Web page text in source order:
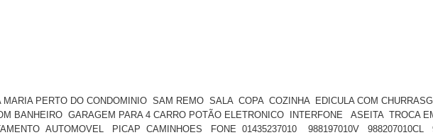
MARIA PERTO DO CONDOMINIO SAM REMO SALA COPA COZINHA EDICULA COM
BANHEIRO GARAGEM PARA 4 CARRO POTÃO ELETRONICO INTERFONE ASEITA TROCA
AUTOMOVEL PICAP CAMINHOES FONE 01435237010 988197010V 988207010CL